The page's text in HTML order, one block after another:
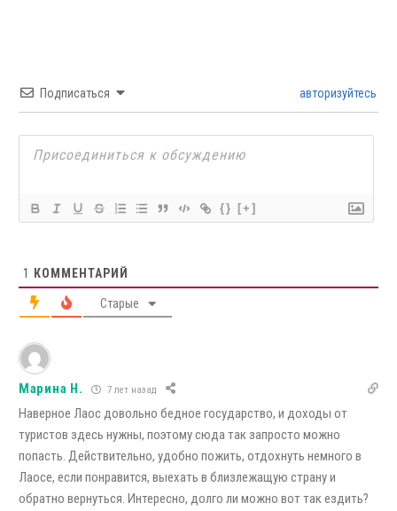
Подписаться авторизуйтесь
{} [+]
1 КОММЕНТАРИЙ
Старые
Марина Н. 7 лет назад
Наверное Лаос довольно бедное государство, и доходы от
туристов здесь нужны, поэтому сюда так запросто можно
попасть. Действительно, удобно пожить, отдохнуть немного в
Лаосе, если понравится, выехать в близлежащую страну и
обратно вернуться. Интересно, долго ли можно вот так ездить?